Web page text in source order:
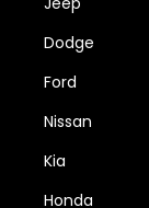
Dodge
Ford
Nissan
Kia
Honda